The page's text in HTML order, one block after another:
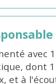
avec
dont
et à